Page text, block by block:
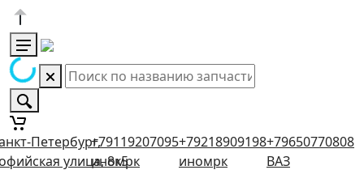
Петербург,
улица, 8к5
+79119207095
иномрк
+79218909198
иномрк
+79650770808
ВАЗ